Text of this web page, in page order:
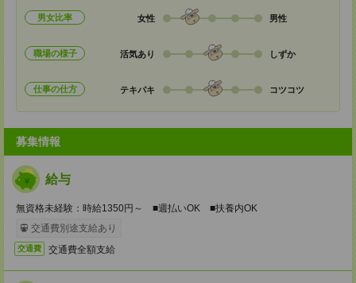
男女比率 女性 男性
職場の様子 活気あり しずか
仕事の仕方 テキパキ コツコツ
募集情報
給与
無資格未経験：時給1350円～ ■週払いOK ■扶養内OK
交通費別途支給あり
交通費 交通費全額支給